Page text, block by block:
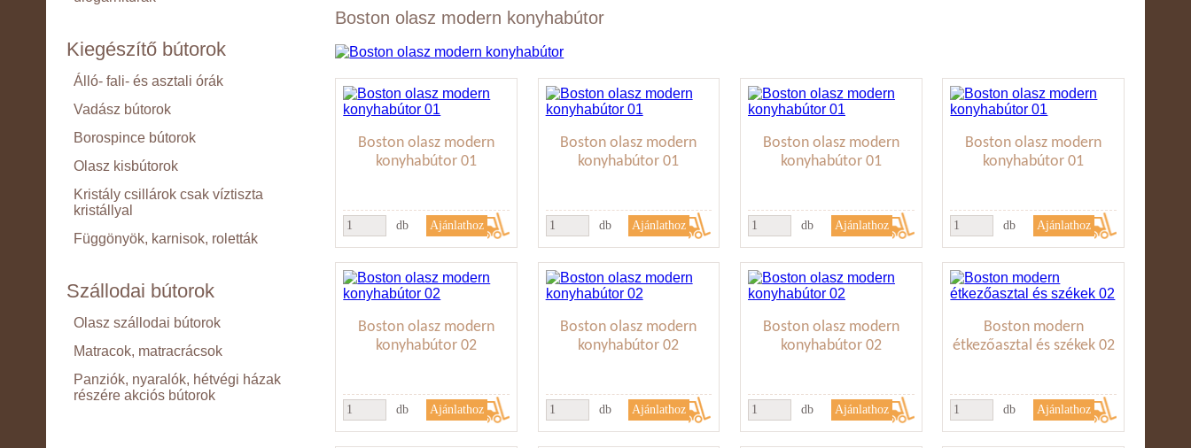
Kiegészítő bútorok
Álló- fali- és asztali órák
Vadász bútorok
Borospince bútorok
Olasz kisbútorok
Kristály csillárok csak víztiszta
kristállyal
Függönyök, karnisok, roletták
Szállodai bútorok
Olasz szállodai bútorok
Matracok, matracrácsok
Panziók, nyaralók, hétvégi házak
részére akciós bútorok
Boston olasz modern konyhabútor
Boston olasz modern
konyhabútor 01
db
Boston olasz modern
konyhabútor 01
db
Boston olasz modern
konyhabútor 01
db
Boston olasz modern
konyhabútor 01
db
Boston olasz modern
konyhabútor 02
db
Boston olasz modern
konyhabútor 02
db
Boston olasz modern
konyhabútor 02
db
Boston modern
étkezőasztal és székek 02
db